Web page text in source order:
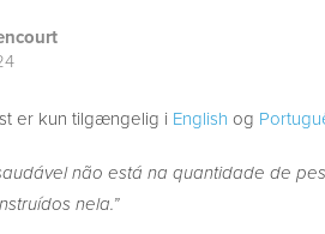
er kun tilgængelig i English og
não está na quantidade de
nela.”